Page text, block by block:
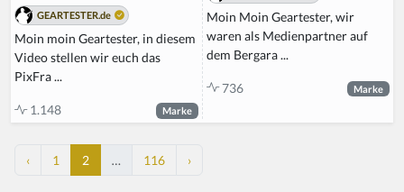
GEARTESTER.de
Moin moin Geartester, in diesem
Video stellen wir euch das
PixFra ...
1.148 Marke
Moin Moin Geartester, wir
waren als Medienpartner auf
dem Bergara ...
736 Marke
‹ 1 2 … 116 ›